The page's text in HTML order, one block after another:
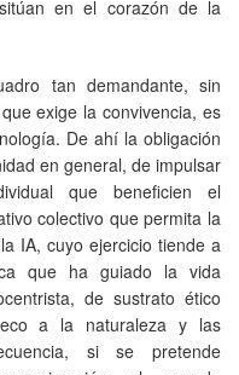
en el corazón de la
tan demandante, sin
exige la convivencia, es
De ahí la obligación
en general, de impulsar
que beneficien el
colectivo que permita la
IA, cuyo ejercicio tiende a
que ha guiado la vida
de sustrato ético
a la naturaleza y las
si se pretende